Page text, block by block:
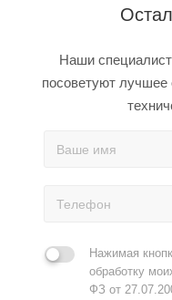
Наши
посоветуют лучшее
Нажимая
обработку
ФЗ от